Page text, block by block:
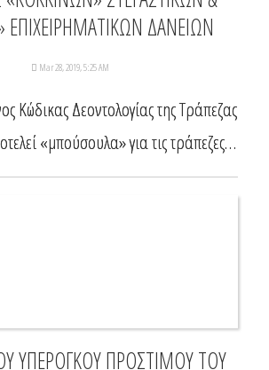
ΔΑΝΕΙΩΝ
Mar 28, 2019, 5:25 AM
Κώδικας Δεοντολογίας της Τράπεζας
«μπούσουλα» για τις τράπεζες…
ΥΠΕΡΟΓΚΟΥ ΠΡΟΣΤΙΜΟΥ ΤΟΥ